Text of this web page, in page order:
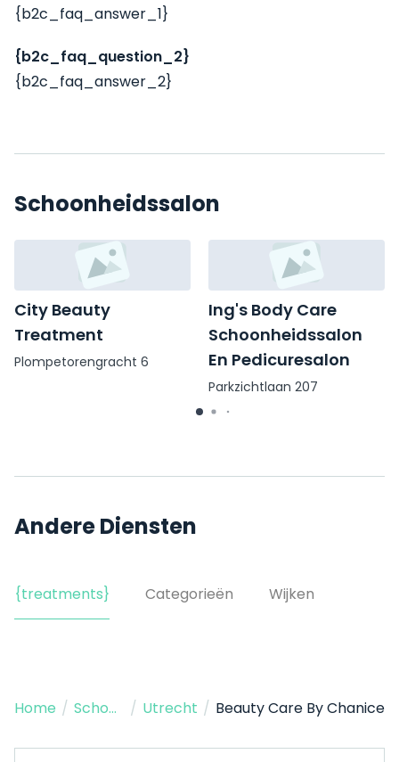
{b2c_faq_answer_1}
{b2c_faq_question_2}
{b2c_faq_answer_2}
Schoonheidssalon
City Beauty
Treatment
Plompetorengracht 6
Ing's Body Care
Schoonheidssalon
En Pedicuresalon
Parkzichtlaan 207
Andere Diensten
{treatments} Categorieën Wijken
Home / Schoonheidssalon / Utrecht / Beauty Care By Chanice